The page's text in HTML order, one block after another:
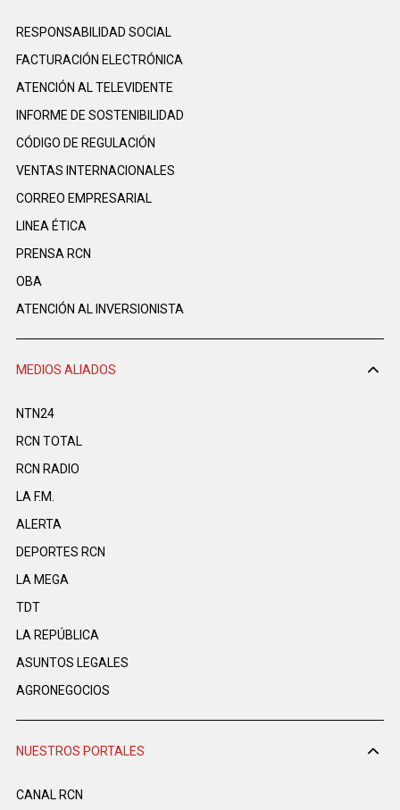
RESPONSABILIDAD SOCIAL
FACTURACIÓN ELECTRÓNICA
ATENCIÓN AL TELEVIDENTE
INFORME DE SOSTENIBILIDAD
CÓDIGO DE REGULACIÓN
VENTAS INTERNACIONALES
CORREO EMPRESARIAL
LINEA ÉTICA
PRENSA RCN
OBA
ATENCIÓN AL INVERSIONISTA
MEDIOS ALIADOS
NTN24
RCN TOTAL
RCN RADIO
LA F.M.
ALERTA
DEPORTES RCN
LA MEGA
TDT
LA REPÚBLICA
ASUNTOS LEGALES
AGRONEGOCIOS
NUESTROS PORTALES
CANAL RCN